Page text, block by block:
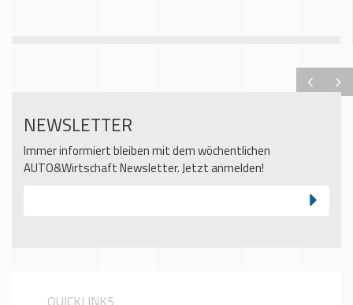
NEWSLETTER
Immer informiert bleiben mit dem wöchentlichen
AUTO&Wirtschaft Newsletter. Jetzt anmelden!
QUICKLINKS